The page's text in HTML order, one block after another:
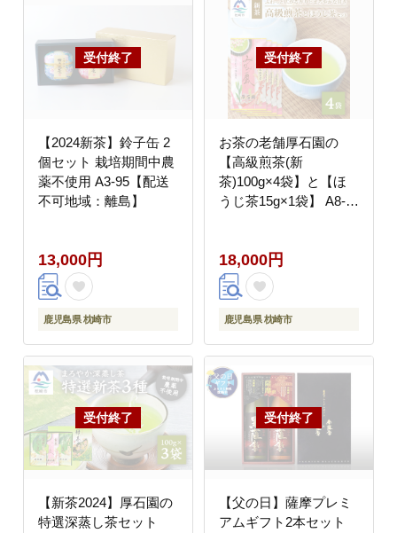
【2024新茶】鈴子缶 2
個セット 栽培期間中農
薬不使用 A3-95【配送
不可地域：離島】
13,000円
鹿児島県 枕崎市
お茶の老舗厚石園の
【高級煎茶(新
茶)100g×4袋】と【ほ
うじ茶15g×1袋】 A8-
18,000円
鹿児島県 枕崎市
【新茶2024】厚石園の
特選深蒸し茶セット
【父の日】薩摩プレミ
アムギフト2本セット